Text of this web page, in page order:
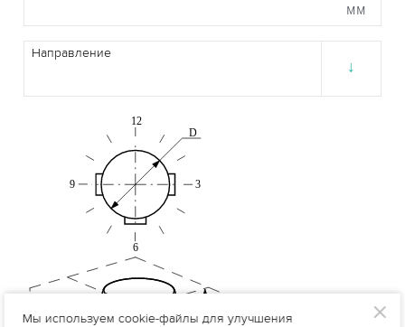
мм
↓
Направление
Мы используем cookie-файлы для улучшения